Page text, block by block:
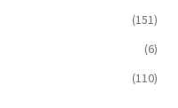
(151)
(6)
(110)